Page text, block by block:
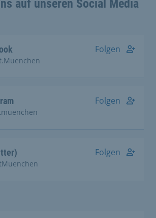
auf unseren Social Media
Folgen
Folgen
Folgen